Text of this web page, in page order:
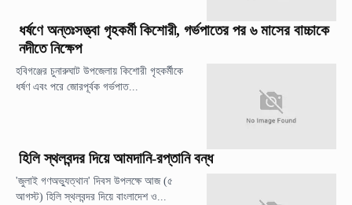
ধর্ষণে অন্তঃসত্ত্বা গৃহকর্মী কিশোরী, গর্ভপাতের পর ৬ মাসের বাচ্চাকে
নদীতে নিক্ষেপ
হবিগঞ্জের চুনারুঘাট উপজেলায় কিশোরী গৃহকর্মীকে
ধর্ষণ এবং পরে জোরপূর্বক গর্ভপাত...
হিলি স্থলবন্দর দিয়ে আমদানি-রপ্তানি বন্ধ
'জুলাই গণঅভ্যুত্থান' দিবস উপলক্ষে আজ (৫
আগস্ট) হিলি স্থলবন্দর দিয়ে বাংলাদেশ ও...